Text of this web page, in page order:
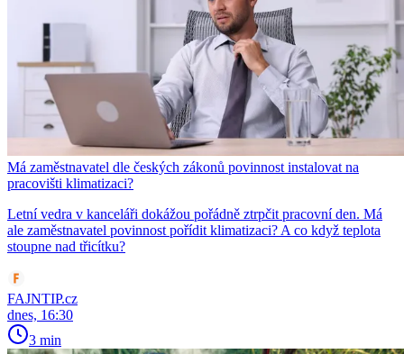
Má zaměstnavatel dle českých zákonů povinnost instalovat na
pracovišti klimatizaci?
Letní vedra v kanceláři dokážou pořádně ztrpčit pracovní den. Má
ale zaměstnavatel povinnost pořídit klimatizaci? A co když teplota
stoupne nad třicítku?
FAJNTIP.cz
dnes, 16:30
3 min